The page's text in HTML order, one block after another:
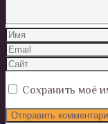
Сохранить моё